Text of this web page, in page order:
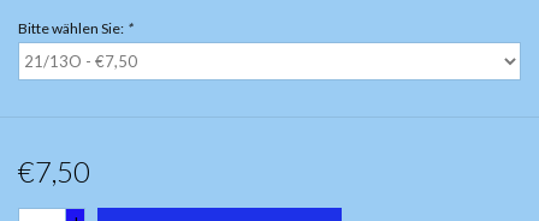
Bitte wählen Sie: *
€7,50